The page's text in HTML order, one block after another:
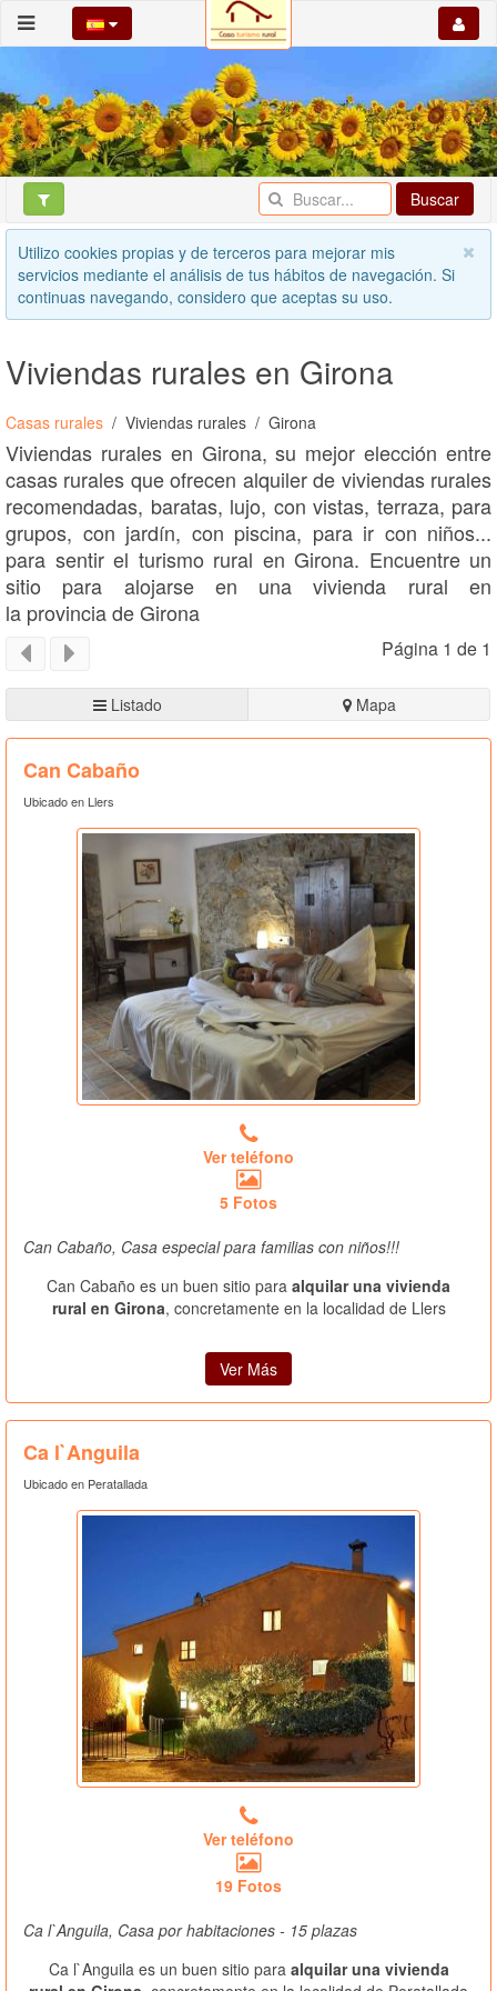
Buscar
Utilizo cookies propias y de terceros para mejorar mis
servicios mediante el análisis de tus hábitos de navegación. Si
continuas navegando, considero que aceptas su uso.
Viviendas rurales en Girona
Casas rurales Viviendas rurales Girona
Viviendas rurales en Girona, su mejor elección entre
casas rurales que ofrecen alquiler de viviendas rurales
recomendadas, baratas, lujo, con vistas, terraza, para
grupos, con jardín, con piscina, para ir con niños...
para sentir el turismo rural en Girona. Encuentre un
sitio para alojarse en una vivienda rural en
la provincia de Girona
Página 1 de 1
Listado Mapa
Can Cabaño
Ubicado en Llers
Ver teléfono
5 Fotos
Can Cabaño, Casa especial para familias con niños!!!
Can Cabaño es un buen sitio para alquilar una vivienda
rural en Girona, concretamente en la localidad de Llers
Ver Más
Ca l`Anguila
Ubicado en Peratallada
Ver teléfono
19 Fotos
Ca l`Anguila, Casa por habitaciones - 15 plazas
Ca l`Anguila es un buen sitio para alquilar una vivienda